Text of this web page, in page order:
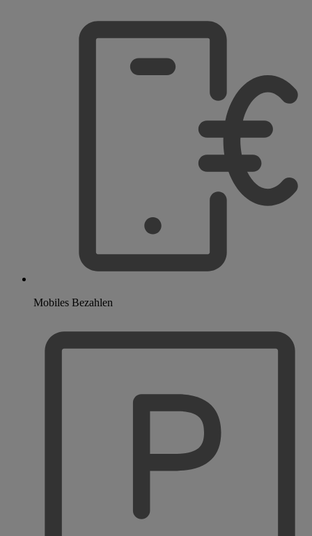
Mobiles Bezahlen